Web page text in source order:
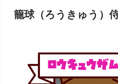
籠球（ろうきゅう）